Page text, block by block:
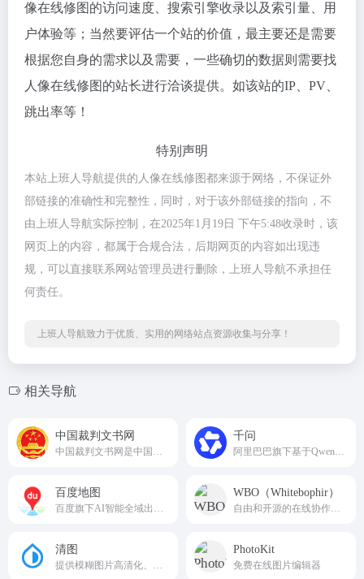
像在线修图的访问速度、搜索引擎收录以及索引量、用
户体验等；当然要评估一个站的价值，最主要还是需要
根据您自身的需求以及需要，一些确切的数据则需要找
人像在线修图的站长进行洽谈提供。如该站的IP、PV、
跳出率等！
特别声明
本站上班人导航提供的人像在线修图都来源于网络，不保证外
部链接的准确性和完整性，同时，对于该外部链接的指向，不
由上班人导航实际控制，在2025年1月19日 下午5:48收录时，该
网页上的内容，都属于合规合法，后期网页的内容如出现违
规，可以直接联系网站管理员进行删除，上班人导航不承担任
何责任。
上班人导航致力于优质、实用的网络站点资源收集与分享！
相关导航
中国裁判文书网 千问
百度地图 WBO（Whitebophir）
清图 PhotoKit
免费在线图片编辑器